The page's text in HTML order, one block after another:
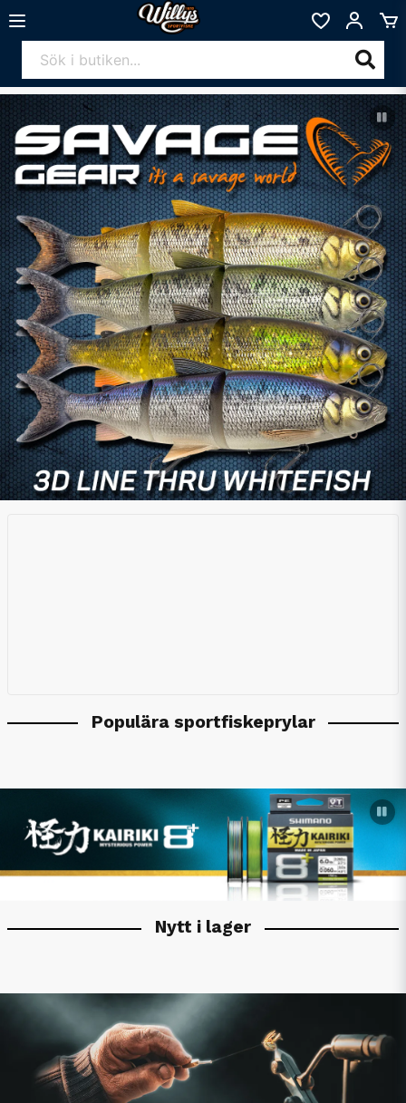
Populära sportfiskeprylar
Nytt i lager